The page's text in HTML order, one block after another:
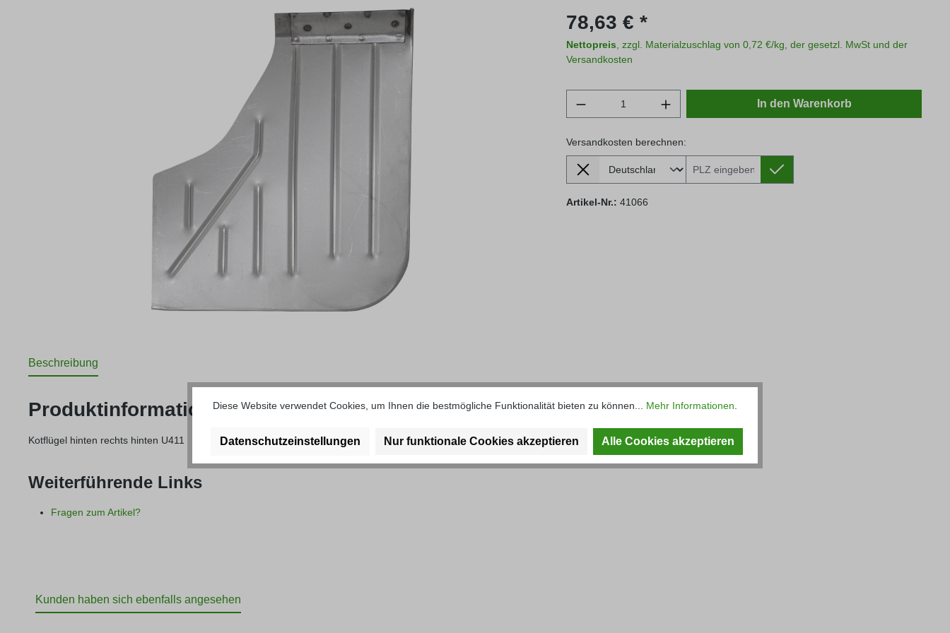
Regulärer Preis:
78,63 € *
Nettopreis , zzgl. Materialzuschlag von 0,72 €/kg, der gesetzl. MwSt und der
Versandkosten
Produkt Anzahl: Gib den gewünschten Wert ein
In den Warenkorb
Versandkosten berechnen:
Lieferland
Versandkosten berechnen:
Artikel-Nr.: 41066
Beschreibung
Produktinformationen "Kotflügel hinten rechts hinten U411"
Kotflügel hinten rechts hinten U411
Weiterführende Links
Fragen zum Artikel?
Kunden haben sich ebenfalls angesehen
Diese Website verwendet Cookies, um Ihnen die bestmögliche Funktionalität bieten zu können... Mehr Informationen.
Datenschutzeinstellungen Nur funktionale Cookies akzeptieren Alle Cookies akzeptieren